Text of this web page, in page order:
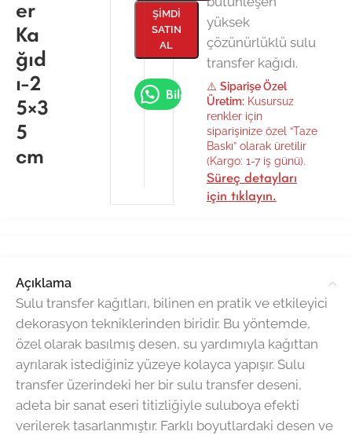
er
Ka
ğıd
ı-2
5×3
5
cm
ŞIMDI
SATIN
AL
Bilgi Al
yüksek
çözünürlüklü sulu
transfer kağıdı.
⚠️ Siparişe Özel
Üretim:Kusursuz
renkler için
siparişinize özel “Taze
Baskı” olarak üretilir
(Kargo: 1-7 iş günü).
Süreç detayları
için tıklayın.
Açıklama
Sulu transfer kağıtları, bilinen en pratik ve etkileyici
dekorasyon tekniklerinden biridir. Bu yöntemde,
özel olarak basılmış desen, su yardımıyla kağıttan
ayrılarak istediğiniz yüzeye kolayca yapışır. Sulu
transfer üzerindeki her bir sulu transfer deseni,
adeta bir sanat eseri titizliğiyle suluboya efekti
verilerek tasarlanmıştır. Farklı boyutlardaki desen ve